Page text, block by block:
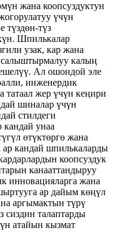
жана коопсуздуктун
үчүн
түздөн-түз
Шпилькалар
узак, кар жана
калың
Ал ошондой эле
инженердик
татаал жер үчүн кеңири
шиналар үчүн
стилдеги
кандай унаа
өтүктөргө жана
кандай шпилькаларды
коопсуздук
канааттандыруу
инновацияларга жана
ар дайым көңүл
аргымактын түрү
сиздин талаптарды
атайын кызмат